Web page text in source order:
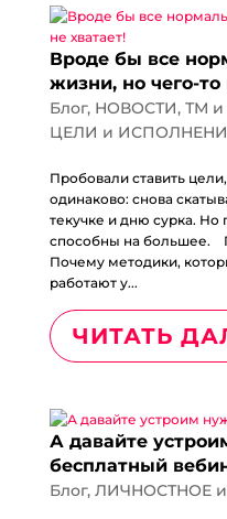
Вроде бы все
жизни, но чего-то
Блог, НОВОСТИ, ТМ
ЦЕЛИ и
Пробовали ставить
одинаково: снова
текучке и дню сурка. Но
способны на большее.⠀
Почему методики,
работают у...
ЧИТАТЬ
А давайте
бесплатный
Блог, ЛИЧНОСТНОЕ